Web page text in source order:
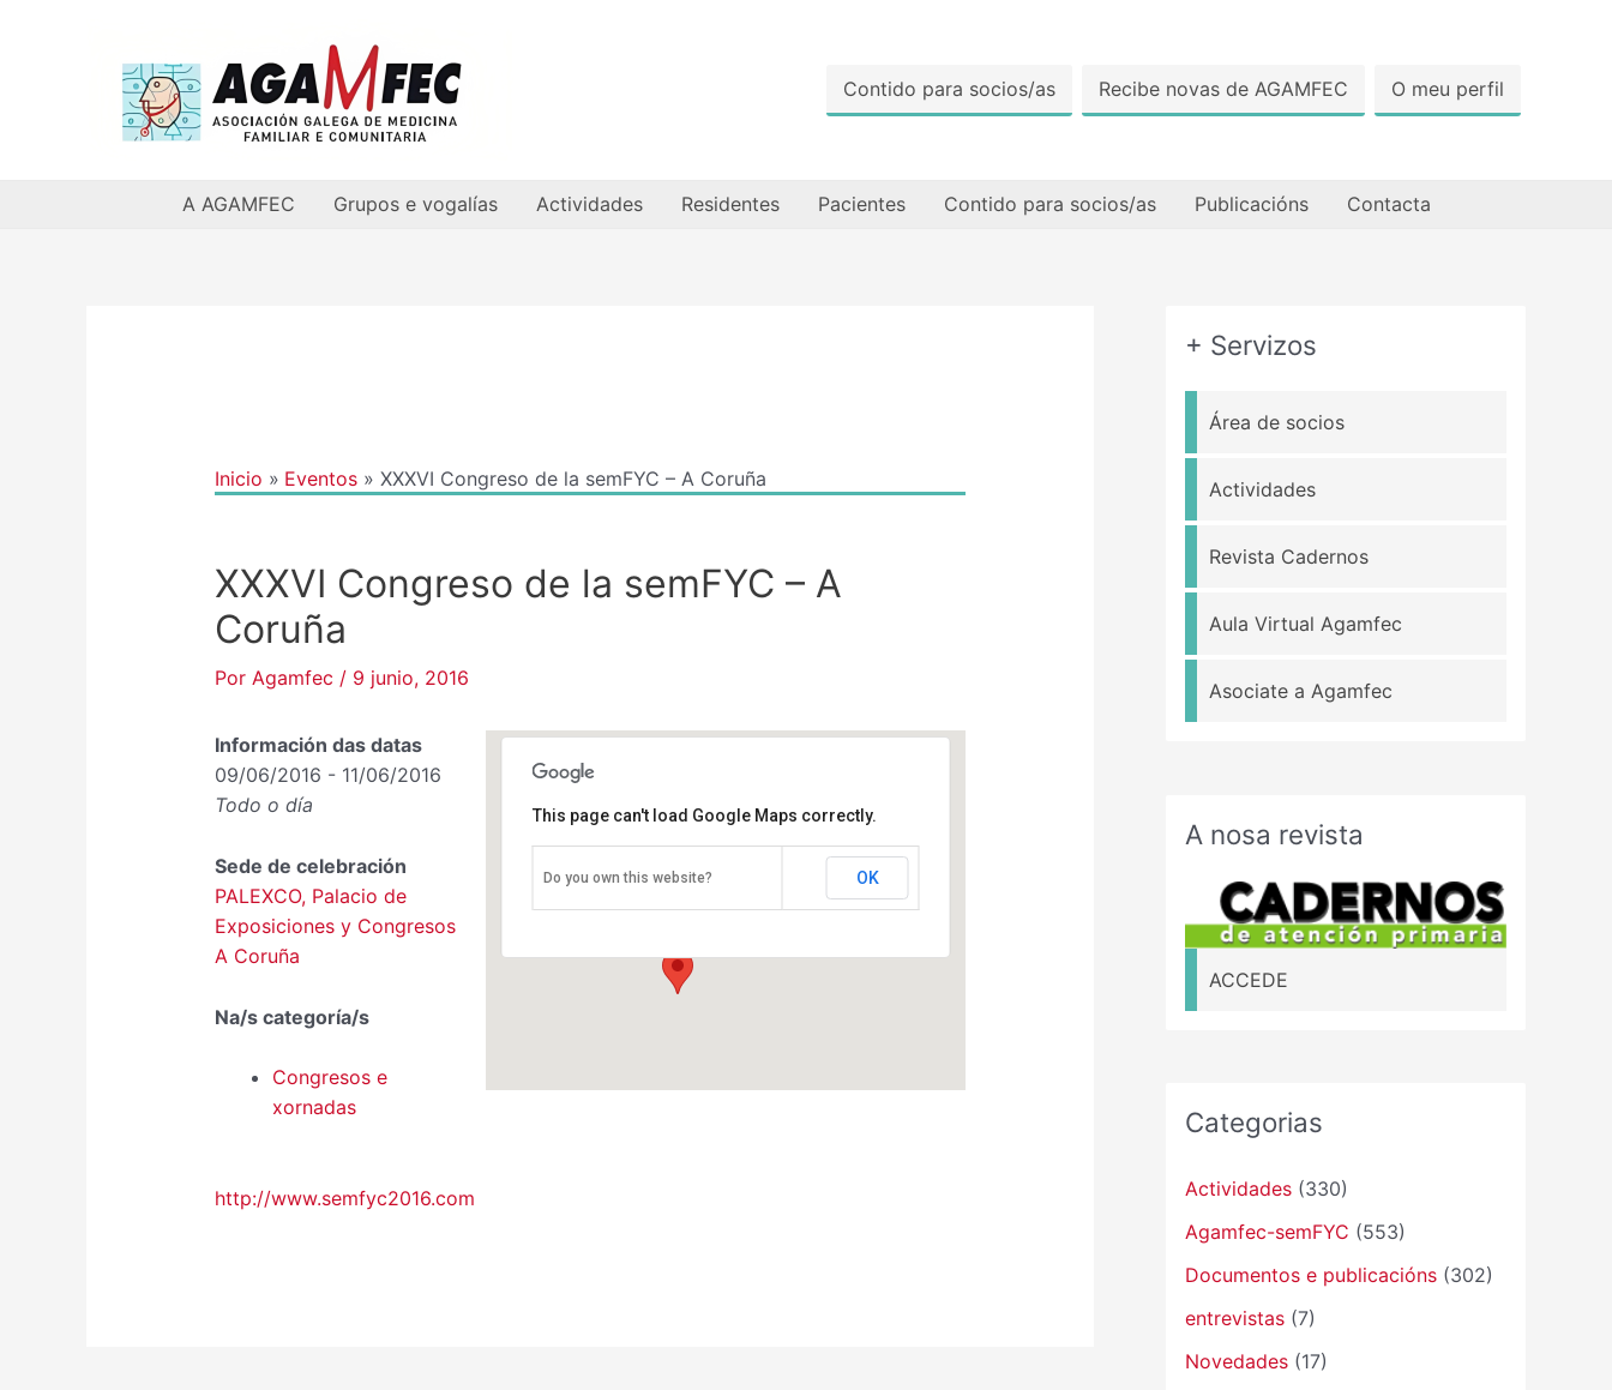
Contido para socios/as Recibe novas de AGAMFEC O meu perfil
A AGAMFEC Grupos e vogalías Actividades Residentes Pacientes Contido para socios/as Publicacións Contacta
Inicio Eventos XXXVI Congreso de la semFYC – A Coruña
XXXVI Congreso de la semFYC – A
Coruña
Por Agamfec / 9 junio, 2016
PALEXCO, Palacio de Exposiciones y
Muelle de Transatlánticos s/n. - A Coruña
This page can't load Google Maps correctly.
Do you own this website? OK
Información das datas
09/06/2016 - 11/06/2016
Todo o día
Sede de celebración
PALEXCO, Palacio de
Exposiciones y Congresos
A Coruña
Na/s categoría/s
Congresos e
xornadas
http://www.semfyc2016.com
+ Servizos
Área de socios
Actividades
Revista Cadernos
Aula Virtual Agamfec
Asociate a Agamfec
A nosa revista
ACCEDE
Categorias
Actividades (330)
Agamfec-semFYC (553)
Documentos e publicacións (302)
entrevistas (7)
Novedades (17)